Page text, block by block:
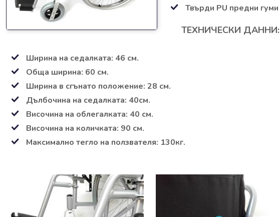
Твърди PU предни гуми
ТЕХНИЧЕСКИ ДАННИ:
Ширина на седалката: 46 см.
Обща ширина: 60 см.
Ширина в сгънато положение: 28 см.
Дълбочина на седалката: 40см.
Височина на облегалката: 40 см.
Височина на количката: 90 см.
Максимално тегло на ползвателя: 130кг.